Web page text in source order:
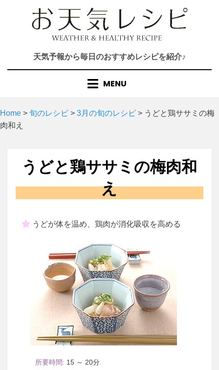
天気予報から毎日のおすすめレシピを紹介♪
MENU
Home > 旬のレシピ > 3月の旬のレシピ > うどと鶏ササミの梅
肉和え
うどと鶏ササミの梅肉和
え
うどが体を温め、鶏肉が消化吸収を高める
15 ～ 20